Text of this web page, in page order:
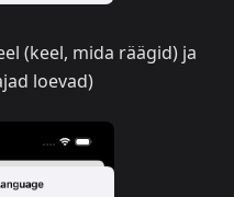
(keel, mida räägid) ja
loevad)